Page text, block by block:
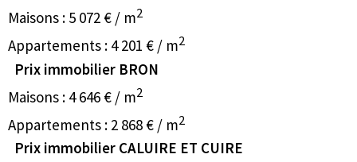
Maisons : 5 072 € / m2
Appartements : 4 201 € / m2
Prix immobilier BRON
Maisons : 4 646 € / m2
Appartements : 2 868 € / m2
Prix immobilier CALUIRE ET CUIRE